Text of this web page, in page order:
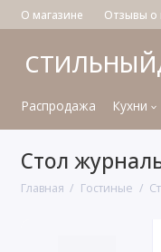
О магазине Отзывы о
Распродажа Кухни
Стол
Главная Гостиные